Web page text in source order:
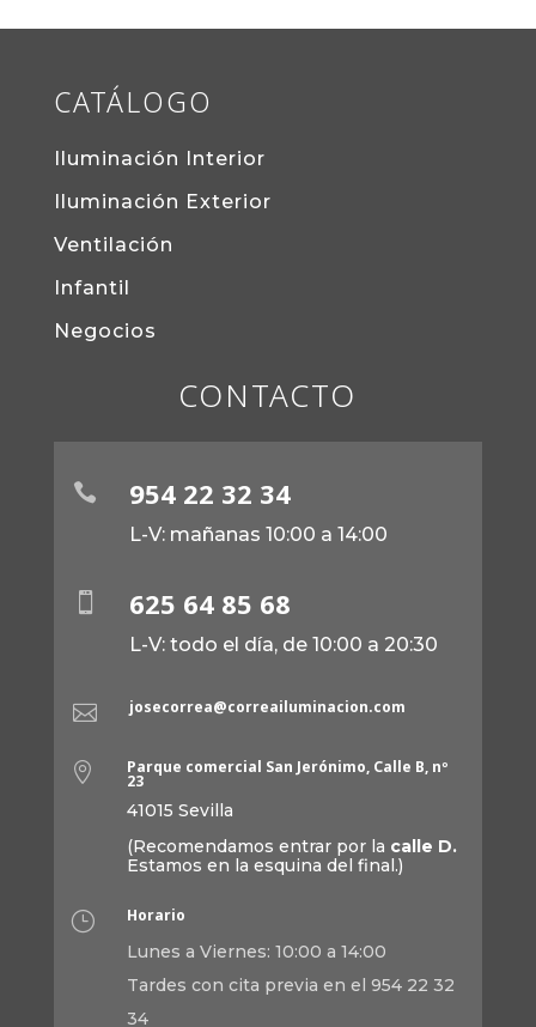
CATÁLOGO
Iluminación Interior
Iluminación Exterior
Ventilación
Infantil
Negocios
CONTACTO
 954 22 32 34
L-V: mañanas 10:00 a 14:00
 625 64 85 68
L-V: todo el día, de 10:00 a 20:30
 josecorrea@correailuminacion.com
 Parque comercial San Jerónimo, Calle B, nº
23
41015 Sevilla
(Recomendamos entrar por la calle D.
Estamos en la esquina del final.)
} Horario
Lunes a Viernes: 10:00 a 14:00
Tardes con cita previa en el 954 22 32
34